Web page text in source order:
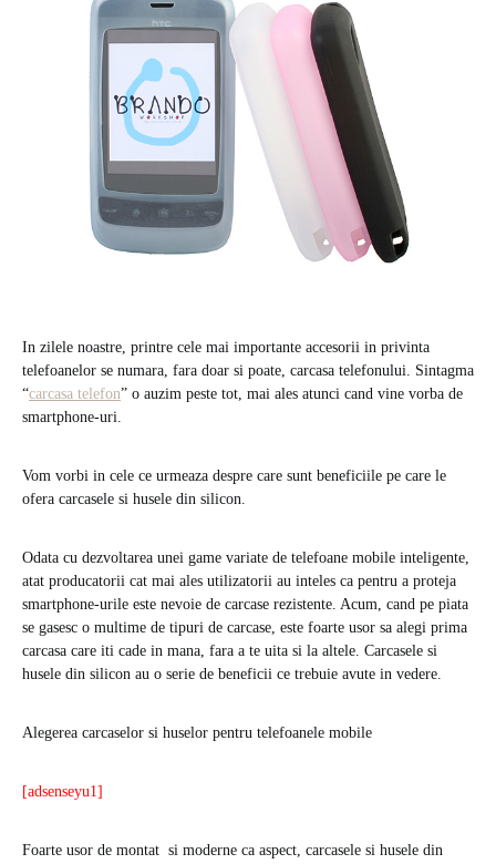
In zilele noastre, printre cele mai importante accesorii in privinta
telefoanelor se numara, fara doar si poate, carcasa telefonului. Sintagma
“carcasa telefon” o auzim peste tot, mai ales atunci cand vine vorba de
smartphone-uri.
Vom vorbi in cele ce urmeaza despre care sunt beneficiile pe care le
ofera carcasele si husele din silicon.
Odata cu dezvoltarea unei game variate de telefoane mobile inteligente,
atat producatorii cat mai ales utilizatorii au inteles ca pentru a proteja
smartphone-urile este nevoie de carcase rezistente. Acum, cand pe piata
se gasesc o multime de tipuri de carcase, este foarte usor sa alegi prima
carcasa care iti cade in mana, fara a te uita si la altele. Carcasele si
husele din silicon au o serie de beneficii ce trebuie avute in vedere.
Alegerea carcaselor si huselor pentru telefoanele mobile
[adsenseyu1]
Foarte usor de montat si moderne ca aspect, carcasele si husele din